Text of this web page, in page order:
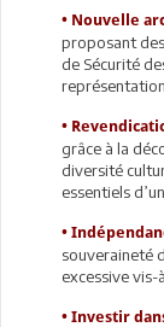
• Nouvelle
proposant
de Sécurité
•
grâce à la
diversité
essentiels
•
souveraineté
excessive vis-
• Investir